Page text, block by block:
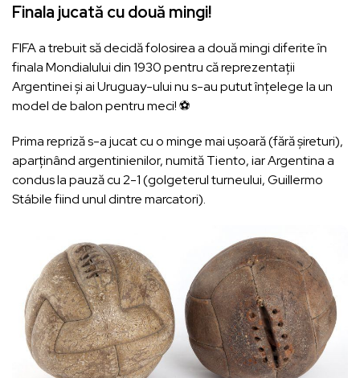
Finala jucată cu două mingi!
FIFA a trebuit să decidă folosirea a două mingi diferite în
finala Mondialului din 1930 pentru că reprezentații
Argentinei și ai Uruguay-ului nu s-au putut înțelege la un
model de balon pentru meci! ⚽
Prima repriză s-a jucat cu o minge mai ușoară (fără șireturi),
aparținând argentinienilor, numită Tiento, iar Argentina a
condus la pauză cu 2-1 (golgeterul turneului, Guillermo
Stábile fiind unul dintre marcatori).